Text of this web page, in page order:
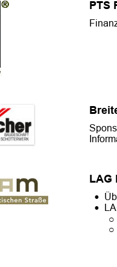
PTS
LAG
•
•
o
o